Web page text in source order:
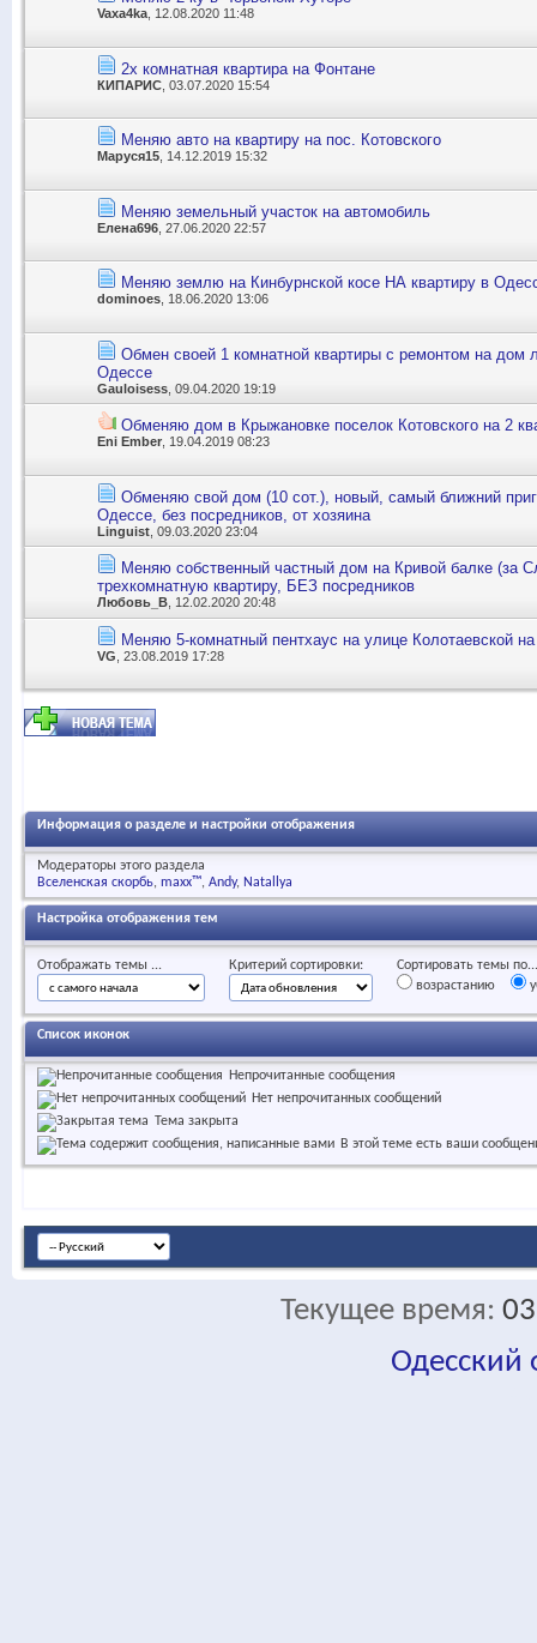
Vaxa4ka, 12.08.2020 11:48
2х комнатная квартира на Фонтане
КИПАРИС , 03.07.2020 15:54
Меняю авто на квартиру на пос. Котовского
Маруся15 , 14.12.2019 15:32
Меняю земельный участок на автомобиль
Елена696 , 27.06.2020 22:57
Меняю землю на Кинбурнской косе НА квартиру в
dominoes , 18.06.2020 13:06
Обмен своей 1 комнатной квартиры с ремонтом на дом
Одессе
Gauloisess , 09.04.2020 19:19
Обменяю дом в Крыжановке поселок Котовского на 2
Eni Ember , 19.04.2019 08:23
Обменяю свой дом (10 сот.), новый, самый ближний
Одессе, без посредников, от хозяина
Linguist , 09.03.2020 23:04
Меняю собственный частный дом на Кривой балке (за
трехкомнатную квартиру, БЕЗ посредников
Любовь_В , 12.02.2020 20:48
Меняю 5-комнатный пентхаус на улице Колотаевской на
VG , 23.08.2019 17:28
Информация о разделе и настройки отображения
Модераторы этого раздела
Вселенская скорбь maxx™ Andy Natallya
Настройка отображения тем
Отображать темы ... Критерий сортировки:
Сортировать темы по...
возрастанию
Список иконок
Непрочитанные сообщения
Нет непрочитанных сообщений
Тема закрыта
В этой теме есть ваши
Текущее время:
Одесский